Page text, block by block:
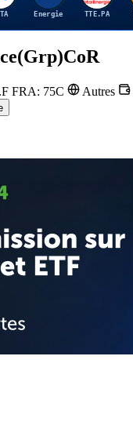
Energie TTE.PA
FRA: 75C Autres